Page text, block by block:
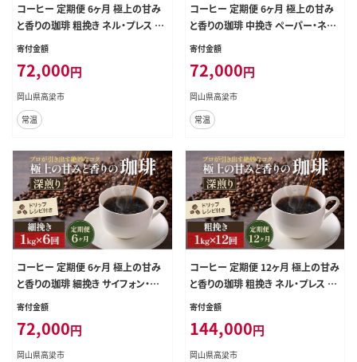
コーヒー 定期便 6ヶ月 極上の甘み
と香りの珈琲 粗挽き ネル・プレス 1k
g 珈琲ドリップのレシピ付き コーヒ
焙煎 深煎り 飲料 飲み物 ドリンク 定
期 6回
寄付金額
72,000円
岡山県高梁市
常温
コーヒー 定期便 6ヶ月 極上の甘み
と香りの珈琲 中挽き ペーパー・ネル
1kg 珈琲ドリップのレシピ付き コー
焙煎 深煎り 飲料 飲み物 ドリンク 定
期 6回
寄付金額
72,000円
岡山県高梁市
常温
コーヒー 定期便 6ヶ月 極上の甘み
と香りの珈琲 細挽き サイフォン・イブ
リック 1kg 珈琲ドリップのレシピ付
コーヒー 焙煎 深煎り 飲料 飲み物
ドリンク 定期 6回
寄付金額
72,000円
岡山県高梁市
コーヒー 定期便 12ヶ月 極上の甘み
と香りの珈琲 粗挽き ネル・プレス 1k
g 珈琲ドリップのレシピ付き コーヒ
焙煎 深煎り 飲料 飲み物 ドリンク 定
期 12回
寄付金額
144,000円
岡山県高梁市